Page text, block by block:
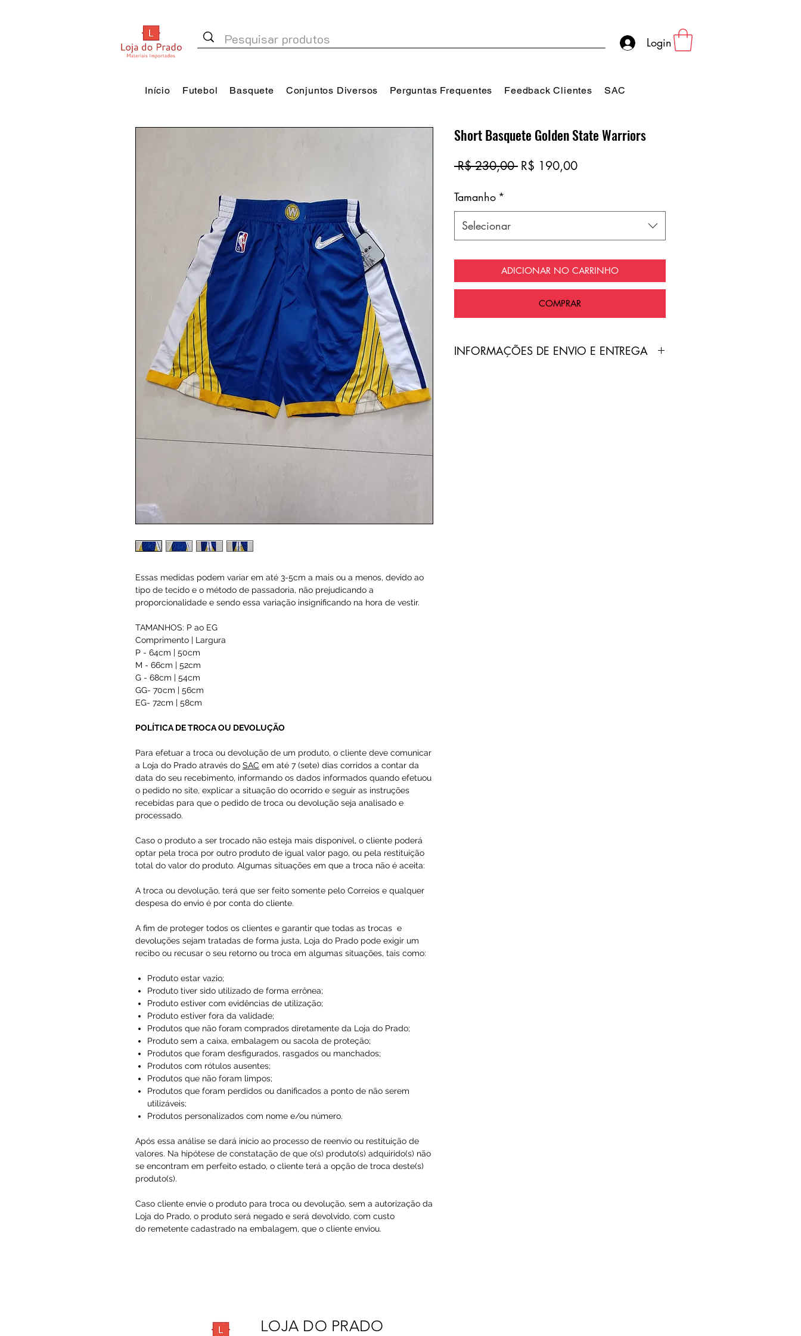
Login
Início Futebol Basquete Conjuntos Diversos Perguntas Frequentes Feedback Clientes SAC
Essas medidas podem variar em até 3-5cm a mais ou a menos, devido ao
tipo de tecido e o método de passadoria, não prejudicando a
proporcionalidade e sendo essa variação insignificando na hora de vestir.
TAMANHOS: P ao EG
Comprimento | Largura
P - 64cm | 50cm
M - 66cm | 52cm
G - 68cm | 54cm
GG- 70cm | 56cm
EG- 72cm | 58cm
POLÍTICA DE TROCA OU DEVOLUÇÃO
Para efetuar a troca ou devolução de um produto, o cliente deve comunicar
a Loja do Prado através do SAC em até 7 (sete) dias corridos a contar da
data do seu recebimento, informando os dados informados quando efetuou
o pedido no site, explicar a situação do ocorrido e seguir as instruções
recebidas para que o pedido de troca ou devolução seja analisado e
processado.
Caso o produto a ser trocado não esteja mais disponível, o cliente poderá
optar pela troca por outro produto de igual valor pago, ou pela restituição
total do valor do produto. Algumas situações em que a troca não é aceita:
A troca ou devolução, terá que ser feito somente pelo Correios e qualquer
despesa do envio é por conta do cliente.
A fim de proteger todos os clientes e garantir que todas as trocas e
devoluções sejam tratadas de forma justa, Loja do Prado pode exigir um
recibo ou recusar o seu retorno ou troca em algumas situações, tais como:
Produto estar vazio;
Produto tiver sido utilizado de forma errônea;
Produto estiver com evidências de utilização;
Produto estiver fora da validade;
Produtos que não foram comprados diretamente da Loja do Prado;
Produto sem a caixa, embalagem ou sacola de proteção;
Produtos que foram desfigurados, rasgados ou manchados;
Produtos com rótulos ausentes;
Produtos que não foram limpos;
Produtos que foram perdidos ou danificados a ponto de não serem
utilizáveis;
Produtos personalizados com nome e/ou número.
Após essa análise se dará início ao processo de reenvio ou restituição de
valores. Na hipótese de constatação de que o(s) produto(s) adquirido(s) não
se encontram em perfeito estado, o cliente terá a opção de troca deste(s)
produto(s).
Caso cliente envie o produto para troca ou devolução, sem a autorização da
Loja do Prado, o produto será negado e será devolvido, com custo
do remetente cadastrado na embalagem, que o cliente enviou.​
Short Basquete Golden State Warriors
R$ 230,00 Preço
R$ 190,00Preço
Tamanho *
Selecionar
ADICIONAR NO CARRINHO
COMPRAR
​INFORMAÇÕES DE ENVIO E ENTREGA
LOJA DO PRADO